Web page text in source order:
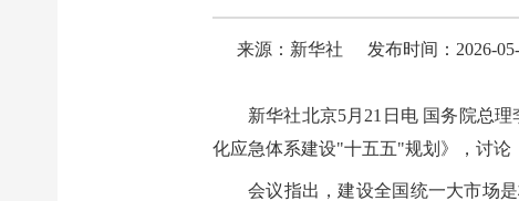
来源：新华社 发布时间：2026-
新华社北京5月21日电 国务院总
化应急体系建设"十五五"规划》，讨论
会议指出，建设全国统一大市场